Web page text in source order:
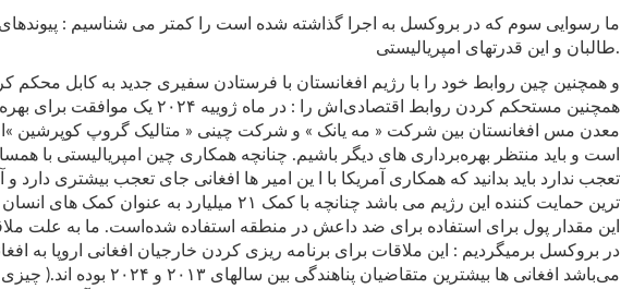
ما رسوایی سوم که در بروکسل به اجرا گذاشته شده است را کمتر می شناسیم : پیوندهای
طالبان و این قدرتهای امپریالیستی.
و همچنین چین روابط خود را با رژیم افغانستان با فرستادن سفیری جدید به کابل محکم
همچنین مستحکم کردن روابط اقتصادی‌اش را : در ماه ژوییه ۲۰۲۴ یک
معدن مس افغانستان بین شرکت « مه یانک » و شرکت چینی « متالیک گروپ کوپرشین
است و باید منتظر بهره‌برداری های دیگر باشیم. چنانچه همکاری چین امپریالیستی با
تعجب ندارد باید بدانید که همکاری آمریکا با ا ین امیر ها افغانی جای تعجب بیشتری دارد و
ترین حمایت کننده این رژیم می باشد چنانچه با کمک ۲۱ میلیارد به عنوان
این مقدار پول برای استفاده برای ضد داعش در منطقه استفاده شده‌است. ما به علت
در بروکسل برمیگردیم : این ملاقات برای برنامه ریزی کردن خارجیان افغانی اروپا به
می‌باشد افغانی ها بیشترین متقاضیان پناهندگی بین سالهای